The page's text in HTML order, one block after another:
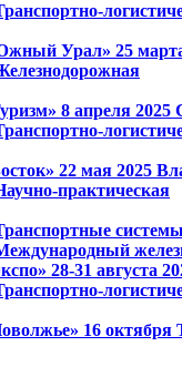
Урал» 25
8 апреля 2025
22 мая 2025
практическая
28-31 августа
16 октября